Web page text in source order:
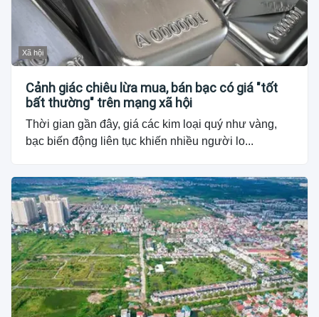
Xã hội
Cảnh giác chiêu lừa mua, bán bạc có giá "tốt
bất thường" trên mạng xã hội
Thời gian gần đây, giá các kim loại quý như vàng,
bạc biến động liên tục khiến nhiều người lo...